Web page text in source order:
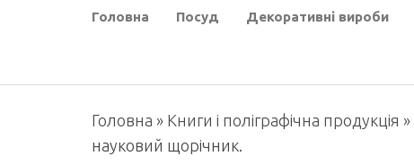
Головна Посуд Декоративні вироби
Головна » Книги і поліграфічна продукція »
науковий щорічник.